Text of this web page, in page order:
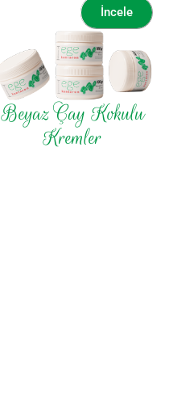
İncele
Beyaz Çay Kokulu
Kremler